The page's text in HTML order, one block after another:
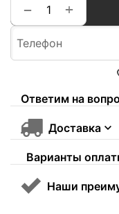
+
−
Ответим на
Доставка
Варианты
Наши